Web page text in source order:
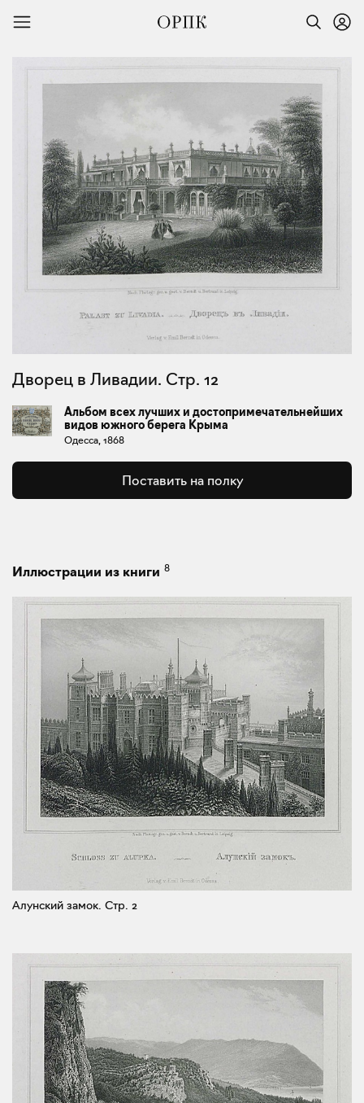
Дворец в Ливадии. Стр. 12
Альбом всех лучших и достопримечательнейших
видов южного берега Крыма
Одесса, 1868
Поставить на полку
Иллюстрации из книги 8
Алунский замок. Стр. 2